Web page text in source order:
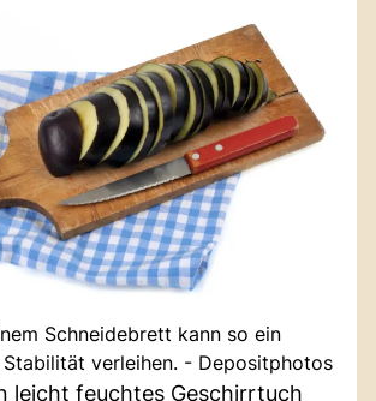
Schneidebrett kann so ein
verleihen. - Depositphotos
leicht feuchtes Geschirrtuch